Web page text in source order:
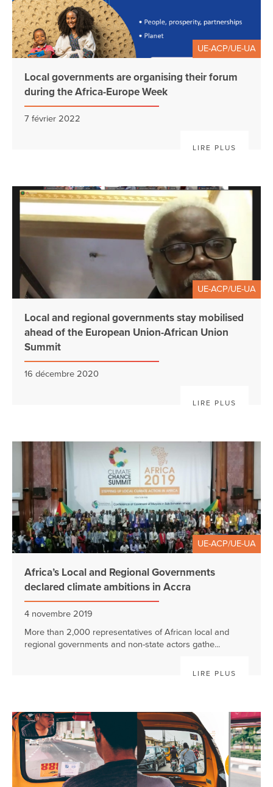
UE-ACP/UE-UA
Local governments are organising their forum
during the Africa-Europe Week
7 février 2022
LIRE PLUS
UE-ACP/UE-UA
Local and regional governments stay mobilised
ahead of the European Union-African Union
Summit
16 décembre 2020
LIRE PLUS
UE-ACP/UE-UA
Africa’s Local and Regional Governments
declared climate ambitions in Accra
4 novembre 2019
More than 2,000 representatives of African local and
regional governments and non-state actors gathe...
LIRE PLUS